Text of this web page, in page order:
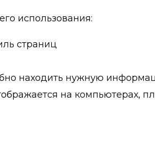
использования:
страниц
находить нужную
на компьютерах,